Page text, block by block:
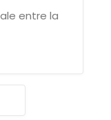
entre la